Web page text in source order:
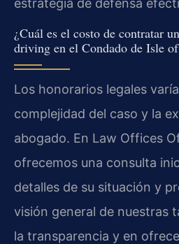
estrategia de defensa
¿Cuál es el costo de contratar
driving en el Condado de Isle
Los honorarios legales
complejidad del caso y la
abogado. En Law Offices
ofrecemos una consulta
detalles de su situación y
visión general de nuestras
la transparencia y en